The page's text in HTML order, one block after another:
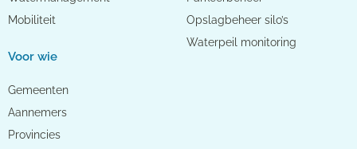
Mobiliteit
Voor wie
Gemeenten
Aannemers
Provincies
Opslagbeheer silo’s
Waterpeil monitoring